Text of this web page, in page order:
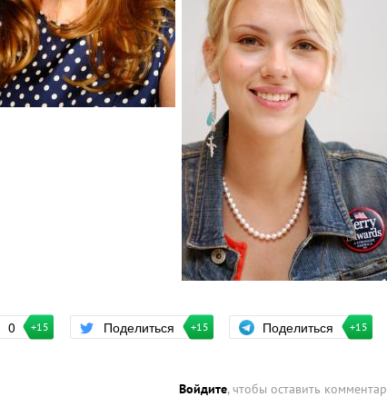
0 +15 Поделиться +15 Поделиться +15
Войдите, чтобы оставить